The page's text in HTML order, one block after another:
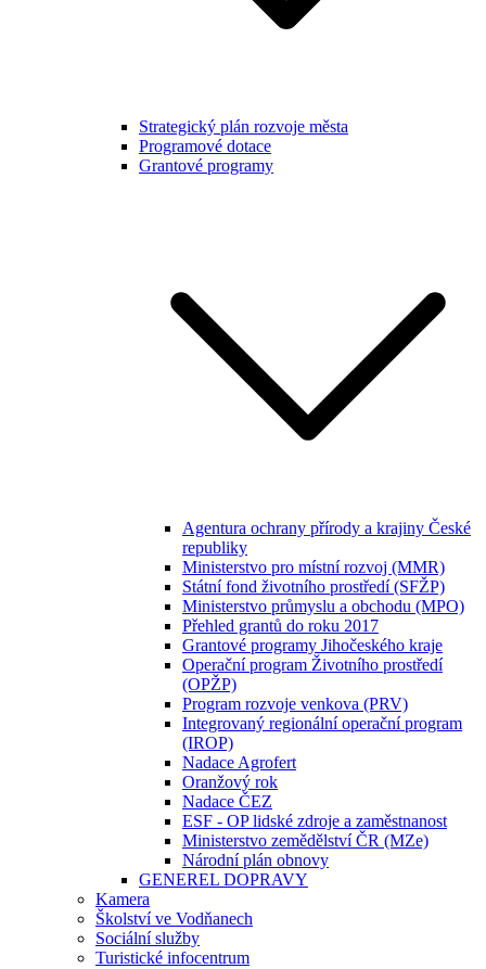
Strategický plán rozvoje města
Programové dotace
Grantové programy
Agentura ochrany přírody a krajiny České
republiky
Ministerstvo pro místní rozvoj (MMR)
Státní fond životního prostředí (SFŽP)
Ministerstvo průmyslu a obchodu (MPO)
Přehled grantů do roku 2017
Grantové programy Jihočeského kraje
Operační program Životního prostředí
(OPŽP)
Program rozvoje venkova (PRV)
Integrovaný regionální operační program
(IROP)
Nadace Agrofert
Oranžový rok
Nadace ČEZ
ESF - OP lidské zdroje a zaměstnanost
Ministerstvo zemědělství ČR (MZe)
Národní plán obnovy
GENEREL DOPRAVY
Kamera
Školství ve Vodňanech
Sociální služby
Turistické infocentrum